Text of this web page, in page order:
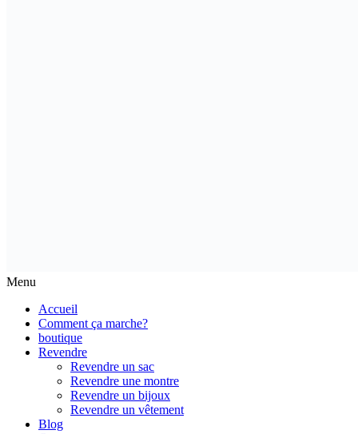
Menu
Accueil
Comment ça marche?
boutique
Revendre
Revendre un sac
Revendre une montre
Revendre un bijoux
Revendre un vêtement
Blog